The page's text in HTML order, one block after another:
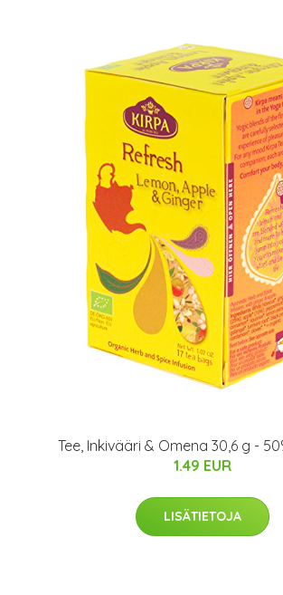
Tee, Inkivääri & Omena 30,6 g -
1.49 EUR
LISÄTIETOJA